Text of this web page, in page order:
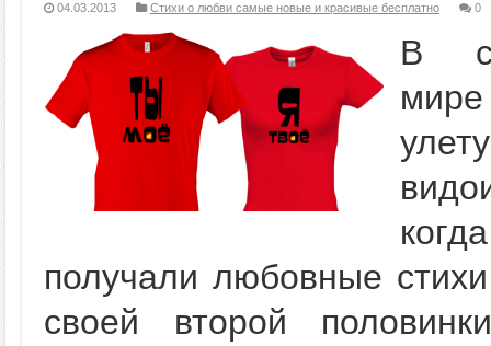
04.03.2013 Стихи о любви самые новые и красивые бесплатно 0
В
получали любовные
своей второй